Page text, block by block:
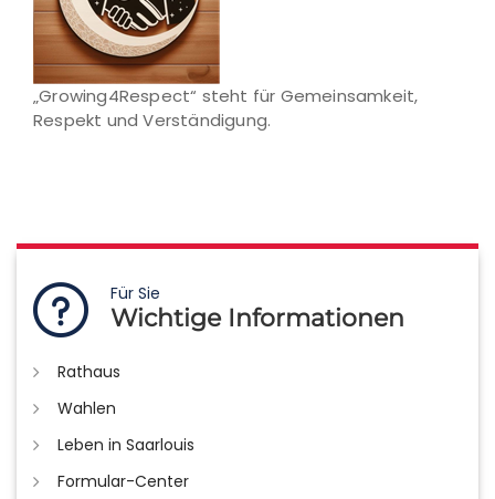
„Growing4Respect“ steht für Gemeinsamkeit,
Respekt und Verständigung.
Für Sie
Wichtige Informationen
Rathaus
Wahlen
Leben in Saarlouis
Formular-Center